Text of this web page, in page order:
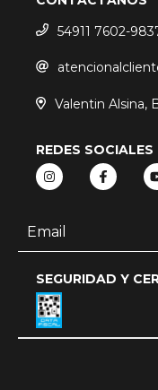
54911 7602-
Valentin Alsina,
REDES SOCIALES
SEGURIDAD Y